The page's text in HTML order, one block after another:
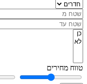
טווח מחירים